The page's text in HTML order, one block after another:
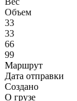
Объем
33
33
66
99
Маршрут
Дата отправки
Создано
О грузе